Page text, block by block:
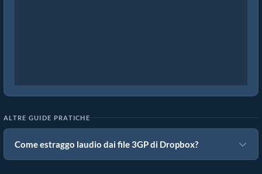
ALTRE GUIDE PRATICHE
Come estraggo laudio dai file 3GP di Dropbox?